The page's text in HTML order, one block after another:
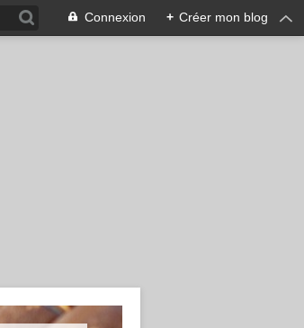
Connexion + Créer mon blog